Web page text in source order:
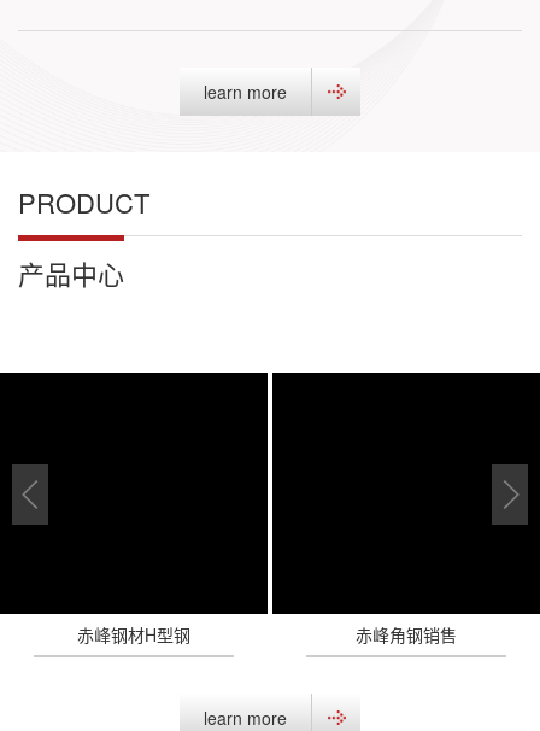
learn more
PRODUCT
产品中心
赤峰钢材H型钢 赤峰角钢销售
learn more